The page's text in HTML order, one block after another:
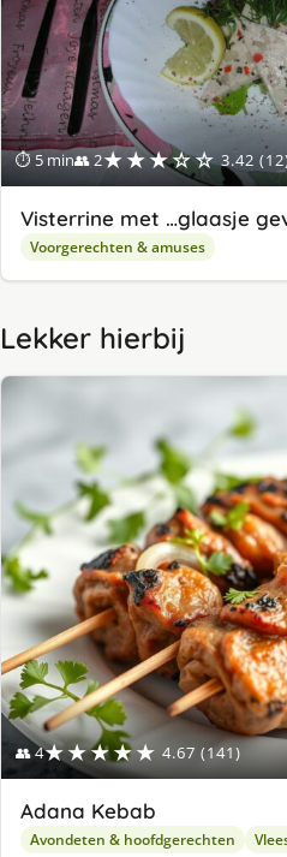
⏱ 5 min👥 2★★★☆☆ 3.42
Visterrine met …glaasje
Voorgerechten & amuses
Lekker hierbij
👥 4★★★★★ 4.67 (141)
Adana Kebab
Avondeten & hoofdgerechten